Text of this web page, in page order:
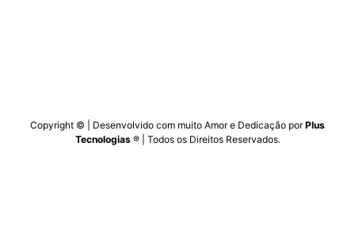
Copyright © | Desenvolvido com muito Amor e Dedicação porPlus
Tecnologias® | Todos os Direitos Reservados.